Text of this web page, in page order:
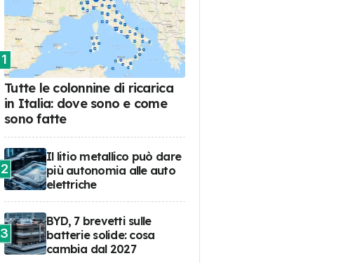
1
Tutte le colonnine di ricarica
in Italia: dove sono e come
sono fatte
2
Il litio metallico può dare
più autonomia alle auto
elettriche
3
BYD, 7 brevetti sulle
batterie solide: cosa
cambia dal 2027